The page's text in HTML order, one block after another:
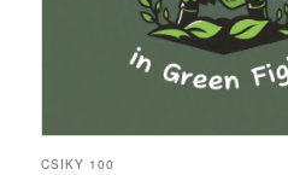
CSIKY 100